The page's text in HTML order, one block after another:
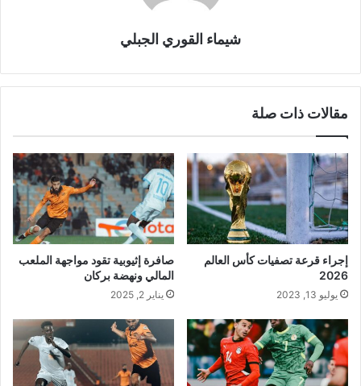
شيماء القوري الجبلي
مقالات ذات صلة
إجراء قرعة تصفيات كأس العالم
2026
يوليو 13, 2023
صافرة إثيوبية تقود مواجهة الملعب
المالي ونهضة بركان
يناير 2, 2025